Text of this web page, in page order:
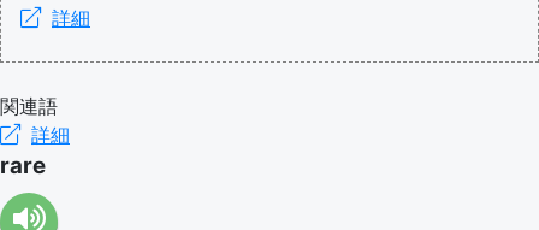
詳細
関連語
詳細
rare